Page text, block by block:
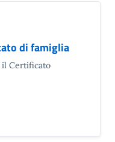
di famiglia
il Certificato